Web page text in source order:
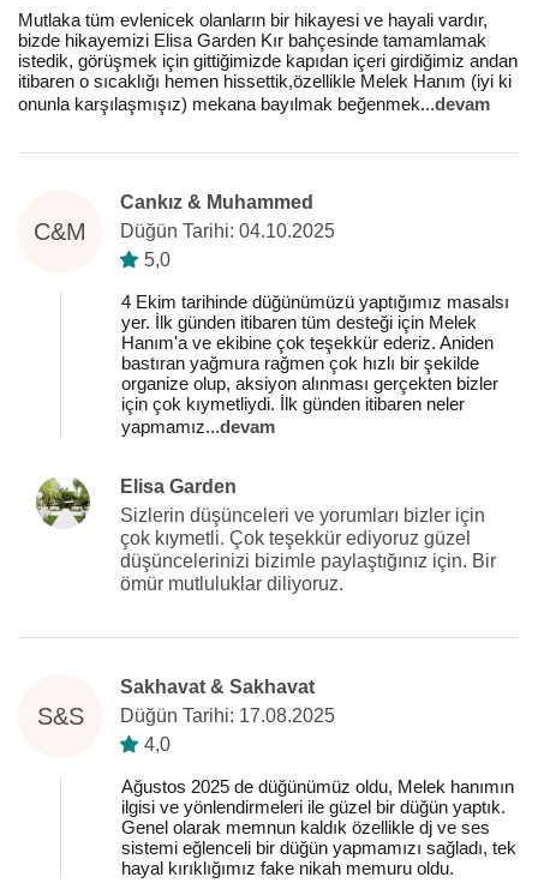
Mutlaka tüm evlenicek olanların bir hikayesi ve hayali vardır,
bizde hikayemizi Elisa Garden Kır bahçesinde tamamlamak
istedik, görüşmek için gittiğimizde kapıdan içeri girdiğimiz andan
itibaren o sıcaklığı hemen hissettik,özellikle Melek Hanım (iyi ki
onunla karşılaşmışız) mekana bayılmak beğenmek...devam
C&M
Cankız & Muhammed
Düğün Tarihi: 04.10.2025
5,0
4 Ekim tarihinde düğünümüzü yaptığımız masalsı
yer. İlk günden itibaren tüm desteği için Melek
Hanım'a ve ekibine çok teşekkür ederiz. Aniden
bastıran yağmura rağmen çok hızlı bir şekilde
organize olup, aksiyon alınması gerçekten bizler
için çok kıymetliydi. İlk günden itibaren neler
yapmamız...devam
Elisa Garden
Sizlerin düşünceleri ve yorumları bizler için
çok kıymetli. Çok teşekkür ediyoruz güzel
düşüncelerinizi bizimle paylaştığınız için. Bir
ömür mutluluklar diliyoruz.
S&S
Sakhavat & Sakhavat
Düğün Tarihi: 17.08.2025
4,0
Ağustos 2025 de düğünümüz oldu, Melek hanımın
ilgisi ve yönlendirmeleri ile güzel bir düğün yaptık.
Genel olarak memnun kaldık özellikle dj ve ses
sistemi eğlenceli bir düğün yapmamızı sağladı, tek
hayal kırıklığımız fake nikah memuru oldu.